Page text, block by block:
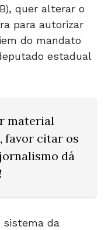
quer alterar o
para autorizar
do mandato
estadual
material
, favor citar os
dá
sistema da